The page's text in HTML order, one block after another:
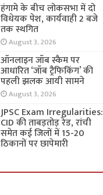
हंगामे के बीच लोकसभा में दो
विधेयक पेश, कार्यवाही 2 बजे
तक स्थगित
August 3, 2026
ऑनलाइन जॉब स्कैम पर
आधारित ‘जॉब ट्रैफिकिंग’ की
पहली झलक आयी सामने
August 3, 2026
JPSC Exam Irregularities:
CID की ताबड़तोड़ रेड, रांची
समेत कई जिलों में 15-20
ठिकानों पर छापेमारी